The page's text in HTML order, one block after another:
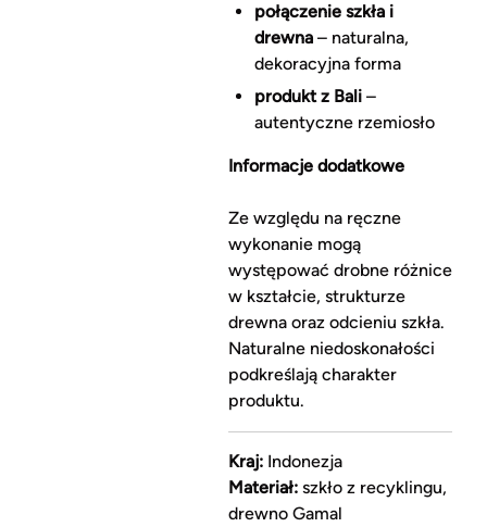
połączenie szkła i
drewna– naturalna,
dekoracyjna forma
produkt z Bali–
autentyczne rzemiosło
Informacje dodatkowe
Ze względu na ręczne
wykonanie mogą
występować drobne różnice
w kształcie, strukturze
drewna oraz odcieniu szkła.
Naturalne niedoskonałości
podkreślają charakter
produktu.
Kraj:Indonezja
Materiał:szkło z recyklingu,
drewno Gamal